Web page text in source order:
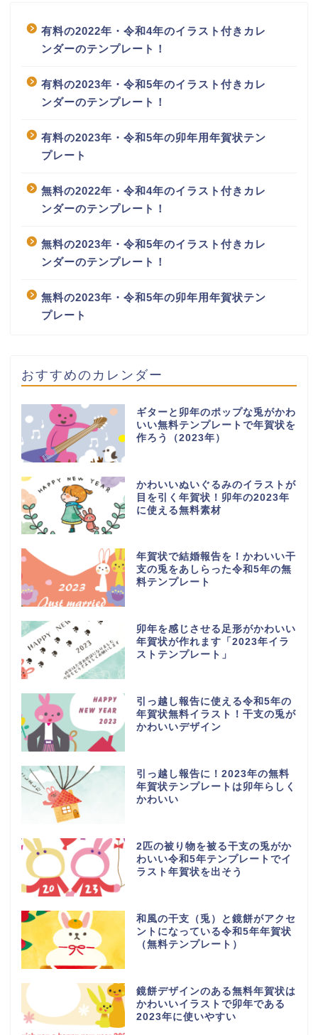
有料の2022年・令和4年のイラスト付きカレ
ンダーのテンプレート！
有料の2023年・令和5年のイラスト付きカレ
ンダーのテンプレート！
有料の2023年・令和5年の卯年用年賀状テン
プレート
無料の2022年・令和4年のイラスト付きカレ
ンダーのテンプレート！
無料の2023年・令和5年のイラスト付きカレ
ンダーのテンプレート！
無料の2023年・令和5年の卯年用年賀状テン
プレート
おすすめのカレンダー
ギターと卯年のポップな兎がかわ
いい無料テンプレートで年賀状を
作ろう（2023年）
かわいいぬいぐるみのイラストが
目を引く年賀状！卯年の2023年
に使える無料素材
年賀状で結婚報告を！かわいい干
支の兎をあしらった令和5年の無
料テンプレート
卯年を感じさせる足形がかわいい
年賀状が作れます「2023年イラ
ストテンプレート」
引っ越し報告に使える令和5年の
年賀状無料イラスト！干支の兎が
かわいいデザイン
引っ越し報告に！2023年の無料
年賀状テンプレートは卯年らしく
かわいい
2匹の被り物を被る干支の兎がか
わいい令和5年テンプレートでイ
ラスト年賀状を出そう
和風の干支（兎）と鏡餅がアクセ
ントになっている令和5年年賀状
（無料テンプレート）
鏡餅デザインのある無料年賀状は
かわいいイラストで卯年である
2023年に使いやすい